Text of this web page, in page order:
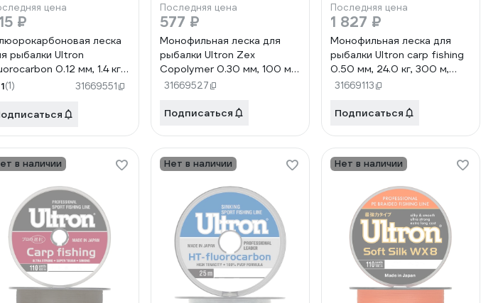
цена
₽
леска
рыбалки Ultron
0.12 мм, 1.4 кг,
м, прозрачная pkn06147
1(1) 31669551
Последняя цена
577 ₽
Монофильная леска для
рыбалки Ultron Zex
Copolymer 0.30 мм, 100 м,
11 кг, прозрачная pkn06395
31669527
Подписаться
Последняя цена
1 827 ₽
Монофильная леска для
рыбалки Ultron carp fishing
0.50 мм, 24.0 кг, 300 м,
коричневая pkn09168
31669113
Подписаться
в наличии Нет в наличии Нет в наличии